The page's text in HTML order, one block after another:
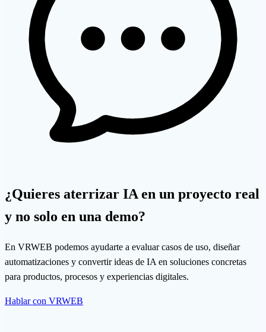
¿Quieres aterrizar IA en un proyecto real
y no solo en una demo?
En VRWEB podemos ayudarte a evaluar casos de uso, diseñar
automatizaciones y convertir ideas de IA en soluciones concretas
para productos, procesos y experiencias digitales.
Hablar con VRWEB